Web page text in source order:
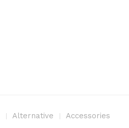
Alternative Accessories